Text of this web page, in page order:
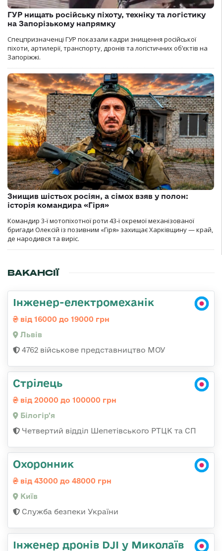
ГУР нищать російську піхоту, техніку та логістику
на Запорізькому напрямку
Спецпризначенці ГУР показали кадри знищення російської
піхоти, артилерії, транспорту, дронів та логістичних об’єктів на
Запоріжжі.
Знищив шістьох росіян, а сімох взяв у полон:
історія командира «Гіря»
Командир 3-ї мотопіхотної роти 43-ї окремої механізованої
бригади Олексій із позивним «Гіря» захищає Харківщину — край,
де народився та виріс.
ВАКАНСІЇ
Інженер-електромеханік
від 16000 до 19000 грн
Львів
4762 військове представництво МОУ
Стрілець
від 20000 до 100000 грн
Білогір'я
Четвертий відділ Шепетівського РТЦК та СП
Охоронник
від 43000 до 48000 грн
Київ
Служба безпеки України
Інженер дронів DJI у Миколаїв